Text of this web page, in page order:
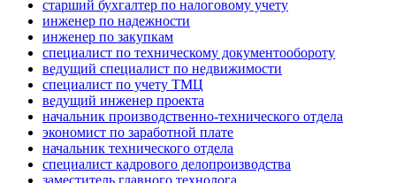
старший бухгалтер по налоговому учету
инженер по надежности
инженер по закупкам
специалист по техническому документообороту
ведущий специалист по недвижимости
специалист по учету ТМЦ
ведущий инженер проекта
начальник производственно-технического отдела
экономист по заработной плате
начальник технического отдела
специалист кадрового делопроизводства
заместитель главного технолога